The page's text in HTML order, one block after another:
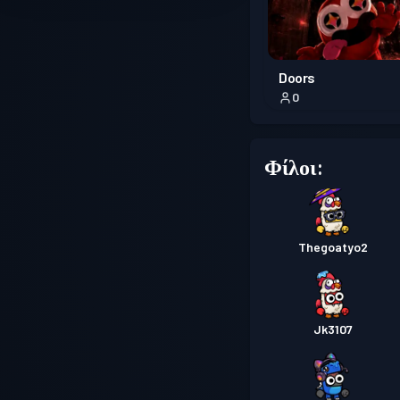
Doors
0
Φίλοι:
Thegoatyo2
Jk3107